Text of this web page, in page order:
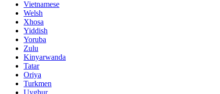
Vietnamese
Welsh
Xhosa
Yiddish
Yoruba
Zulu
Kinyarwanda
Tatar
Oriya
Turkmen
Uyghur